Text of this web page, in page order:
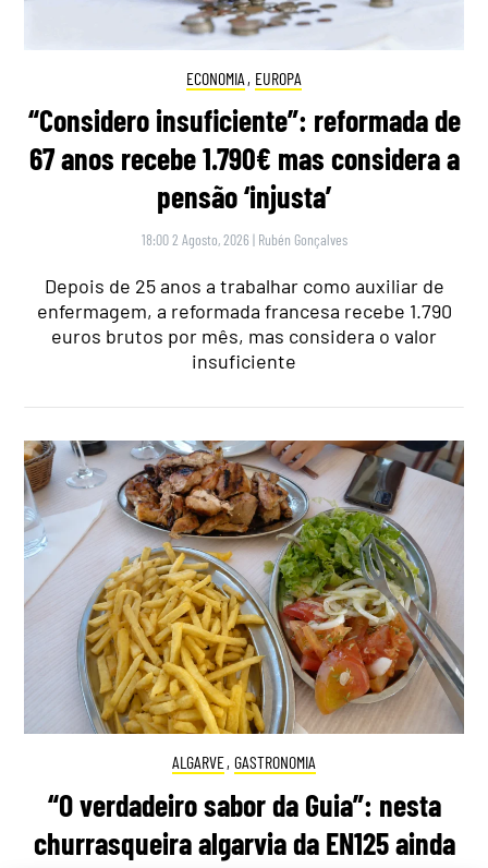
ECONOMIA , EUROPA
“Considero insuficiente”: reformada de
67 anos recebe 1.790€ mas considera a
pensão ‘injusta’
18:00 2 Agosto, 2026 | Rubén Gonçalves
Depois de 25 anos a trabalhar como auxiliar de
enfermagem, a reformada francesa recebe 1.790
euros brutos por mês, mas considera o valor
insuficiente
ALGARVE, GASTRONOMIA
“O verdadeiro sabor da Guia”: nesta
churrasqueira algarvia da EN125 ainda